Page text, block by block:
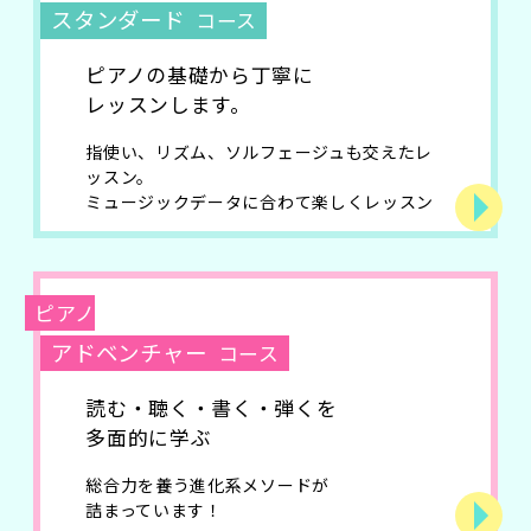
スタンダード コース
ピアノの基礎から丁寧に
レッスンします。
指使い、リズム、ソルフェージュも交えたレ
ッスン。
ミュージックデータに合わて楽しくレッスン
ピアノ
アドベンチャー コース
読む・聴く・書く・弾くを
多面的に学ぶ
総合力を養う進化系メソードが
詰まっています！